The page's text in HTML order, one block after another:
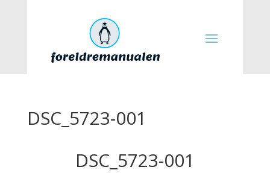
DSC_5723-001
DSC_5723-001